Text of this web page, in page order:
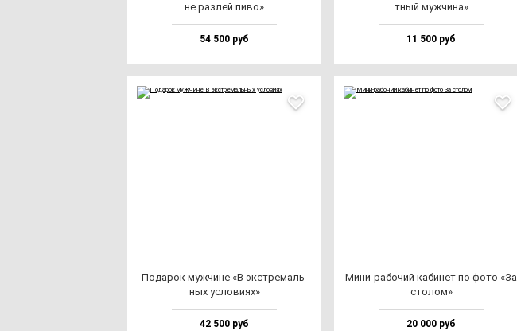
не раз­лей пи­во»
54 500 руб
тный муж­чи­на»
11 500 руб
Пода­рок муж­чи­не «В экс­тре­маль­
ных ус­ло­ви­ях»
42 500 руб
Мини-ра­бо­чий ка­би­нет по фо­то «За
сто­лом»
20 000 руб